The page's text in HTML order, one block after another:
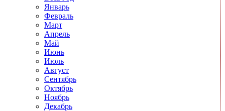
Январь
Февраль
Март
Апрель
Май
Июнь
Июль
Август
Сентябрь
Октябрь
Ноябрь
Декабрь